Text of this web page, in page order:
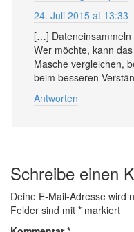
24. Juli 2015 at 13:33
[…] Da­ten­ein­sam­meln
Wer möchte, kann
Masche ver­gleichen,
beim bes­seren
Antworten
Schreibe einen
Deine E-Mail-Adresse wird
Felder sind mit * markiert